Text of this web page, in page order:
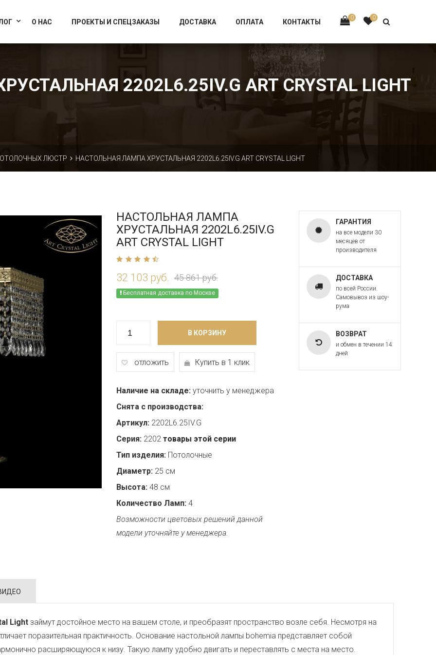
0 0
О НАС ПРОЕКТЫ И СПЕЦЗАКАЗЫ ДОСТАВКА ОПЛАТА КОНТАКТЫ
2202L6.25IV.G ART CRYSTAL LIGHT
ЛЮСТР НАСТОЛЬНАЯ ЛАМПА ХРУСТАЛЬНАЯ 2202L6.25IV.G ART CRYSTAL LIGHT
НАСТОЛЬНАЯ ЛАМПА
ХРУСТАЛЬНАЯ 2202L6.25IV.G
ART CRYSTAL LIGHT
32 103 руб. 45 861 руб.
Бесплатная доставка по Москве
В КОРЗИНУ
отложить Купить в 1 клик
Наличие на складе: уточнить у менеджера
Снята с производства:
Артикул: 2202L6.25IV.G
Серия: 2202 товары этой серии
Тип изделия: Потолочные
Диаметр: 25 см
Высота: 48 см
Количество Ламп: 4
Возможности цветовых решений данной
модели уточняйте у менеджера.
ГАРАНТИЯ
на все модели 30
месяцев от
производителя
ДОСТАВКА
по всей России.
Самовывоз из шоу-
рума
ВОЗВРАТ
и обмен в течении 14
дней
Light займут достойное место на вашем столе, и преобразят пространство возле себя. Несмотря на
поразительная практичность. Основание настольной лампы bohemia представляет собой
расширяющуюся к низу. Такую лампу удобно двигать и переставлять с места на место.